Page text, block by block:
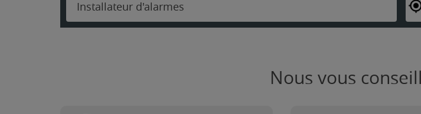
Installateur d'alarmes
Nous vous